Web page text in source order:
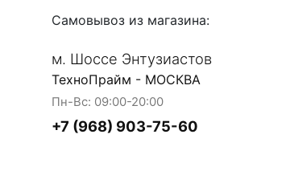
Самовывоз из магазина:
м. Шоссе Энтузиастов
ТехноПрайм - МОСКВА
Пн-Вс: 09:00-20:00
+7 (968) 903-75-60